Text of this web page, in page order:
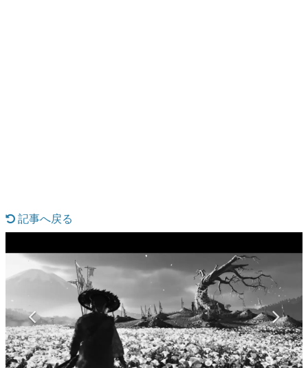
なんでゲームは面白い？
具体的な形から解き明かしていく、硬派で骨太な評論連載
です。
ゲームが変えた日本語
「経験値」「裏技」「ラスボス」… ゲームにまつわる言葉
の起源や用法の変遷を、コンピューター文化史研究家・タ
イニーP氏が徹底調査。
カテゴリ
記事へ戻る